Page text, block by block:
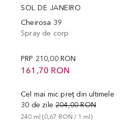
SOL DE JANEIRO
Cheirosa 39
Spray de corp
PRP 210,00 RON
161,70 RON
Cel mai mic preț din ultimele
30 de zile 204,00 RON
240 ml (0,67 RON / 1 ml)